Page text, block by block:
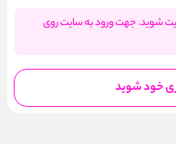
شوید. جهت ورود به سایت روی
خود شوید